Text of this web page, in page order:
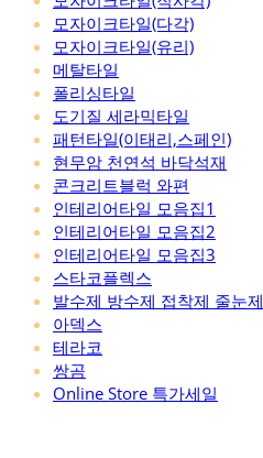
모자이크타일(다각)
모자이크타일(유리)
메탈타일
폴리싱타일
도기질 세라믹타일
패턴타일(이태리,스페인)
현무암 천연석 바닥석재
콘크리트블럭 와편
인테리어타일 모음집1
인테리어타일 모음집2
인테리어타일 모음집3
스타코플렉스
발수제 방수제 접착제 줄눈제
아덱스
테라코
쌍곰
Online Store 특가세일